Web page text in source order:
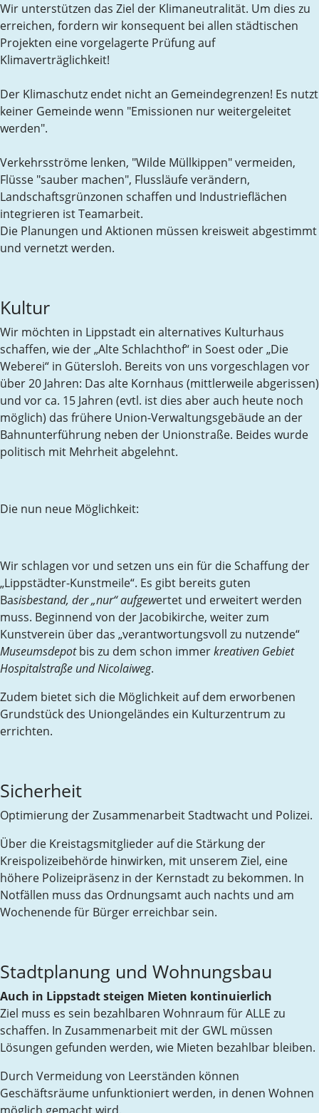
Wir unterstützen das Ziel der Klimaneutralität. Um dies zu
erreichen, fordern wir konsequent bei allen städtischen
Projekten eine vorgelagerte Prüfung auf
Klimaverträglichkeit!
Der Klimaschutz endet nicht an Gemeindegrenzen! Es nutzt
keiner Gemeinde wenn "Emissionen nur weitergeleitet
werden".
Verkehrsströme lenken, "Wilde Müllkippen" vermeiden,
Flüsse "sauber machen", Flussläufe verändern,
Landschaftsgrünzonen schaffen und Industrieflächen
integrieren ist Teamarbeit.
Die Planungen und Aktionen müssen kreisweit abgestimmt
und vernetzt werden.
Kultur
Wir möchten in Lippstadt ein alternatives Kulturhaus
schaffen, wie der „Alte Schlachthof“ in Soest oder „Die
Weberei“ in Gütersloh. Bereits von uns vorgeschlagen vor
über 20 Jahren: Das alte Kornhaus (mittlerweile abgerissen)
und vor ca. 15 Jahren (evtl. ist dies aber auch heute noch
möglich) das frühere Union-Verwaltungsgebäude an der
Bahnunterführung neben der Unionstraße. Beides wurde
politisch mit Mehrheit abgelehnt.
Die nun neue Möglichkeit:
Wir schlagen vor und setzen uns ein für die Schaffung der
„Lippstädter-Kunstmeile“. Es gibt bereits guten
Basisbestand, der „nur“ aufgewertet und erweitert werden
muss. Beginnend von der Jacobikirche, weiter zum
Kunstverein über das „verantwortungsvoll zu nutzende“
Museumsdepotbis zu dem schon immerkreativen Gebiet
Hospitalstraße und Nicolaiweg.
Zudem bietet sich die Möglichkeit auf dem erworbenen
Grundstück des Uniongeländes ein Kulturzentrum zu
errichten.
Sicherheit
Optimierung der Zusammenarbeit Stadtwacht und Polizei.
Über die Kreistagsmitglieder auf die Stärkung der
Kreispolizeibehörde hinwirken, mit unserem Ziel, eine
höhere Polizeipräsenz in der Kernstadt zu bekommen. In
Notfällen muss das Ordnungsamt auch nachts und am
Wochenende für Bürger erreichbar sein.
Stadtplanung und Wohnungsbau
Auch in Lippstadt steigen Mieten kontinuierlich
Ziel muss es sein bezahlbaren Wohnraum für ALLE zu
schaffen. In Zusammenarbeit mit der GWL müssen
Lösungen gefunden werden, wie Mieten bezahlbar bleiben.
Durch Vermeidung von Leerständen können
Geschäftsräume unfunktioniert werden, in denen Wohnen